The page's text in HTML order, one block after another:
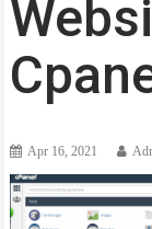
Apr 16, 2021